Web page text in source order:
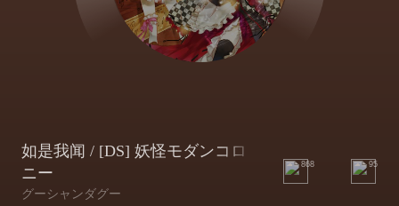
如是我闻 / [DS] 妖怪モダンコロ
ニー
グーシャンダグー
868 95